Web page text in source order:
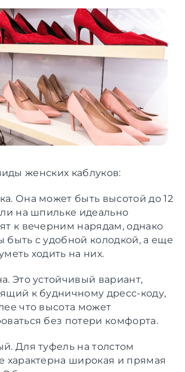
женских каблуков:
Она может быть высотой до 12
на шпильке идеально
к вечерним нарядам, однако
быть с удобной колодкой, а еще
ходить на них.
Это устойчивый вариант,
к будничному дресс-коду,
что высота может
без потери комфорта.
Для туфель на толстом
характерна широкая и прямая